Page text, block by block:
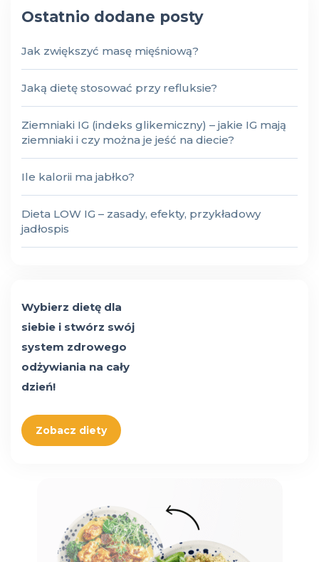
Ostatnio dodane posty
Jak zwiększyć masę mięśniową?
Jaką dietę stosować przy refluksie?
Ziemniaki IG (indeks glikemiczny) – jakie IG mają
ziemniaki i czy można je jeść na diecie?
Ile kalorii ma jabłko?
Dieta LOW IG – zasady, efekty, przykładowy
jadłospis
Wybierz dietę dla
siebie i stwórz swój
system zdrowego
odżywiania na cały
dzień!
Zobacz diety